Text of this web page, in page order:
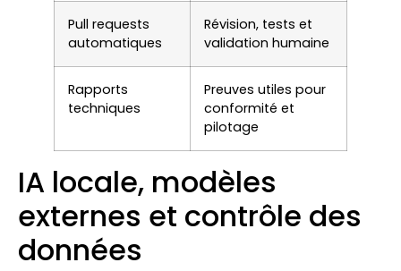
Pull requests
automatiques
Révision, tests et
validation humaine
Rapports
techniques
Preuves utiles pour
conformité et
pilotage
IA locale, modèles
externes et contrôle des
données